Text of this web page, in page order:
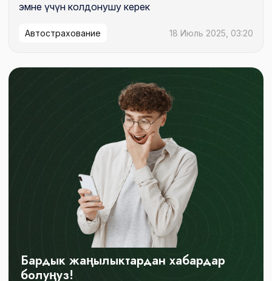
эмне үчүн колдонушу керек
Автострахование 18 Июль 2025, 03:20
Бардык жаңылыктардан хабардар
болуңуз!